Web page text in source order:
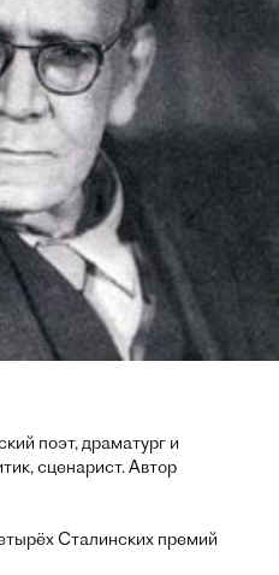
поэт, драматург и
сценарист. Автор
Сталинских премий